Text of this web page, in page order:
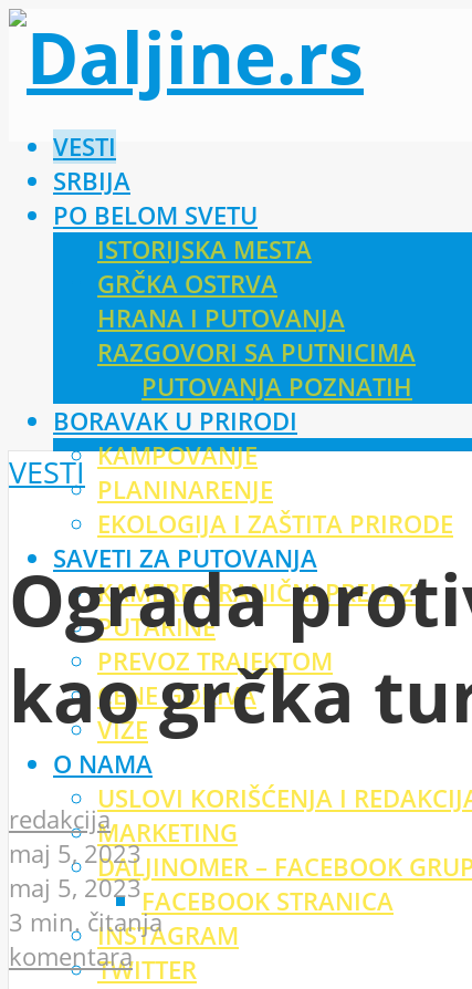
VESTI
SRBIJA
PO BELOM SVETU
ISTORIJSKA MESTA
GRČKA OSTRVA
HRANA I PUTOVANJA
RAZGOVORI SA PUTNICIMA
PUTOVANJA POZNATIH
BORAVAK U PRIRODI
KAMPOVANJE
PLANINARENJE
EKOLOGIJA I ZAŠTITA PRIRODE
SAVETI ZA PUTOVANJA
KAMERE GRANIČNI PRELAZI
PUTARINE
PREVOZ TRAJEKTOM
CENE GORIVA
VIZE
O NAMA
USLOVI KORIŠĆENJA I
MARKETING
DALJINOMER – FACEBOOK
FACEBOOK STRANICA
INSTAGRAM
TWITTER
VESTI
Ograda
kao grčka
redakcija
maj 5, 2023
maj 5, 2023
3 min. čitanja
komentara